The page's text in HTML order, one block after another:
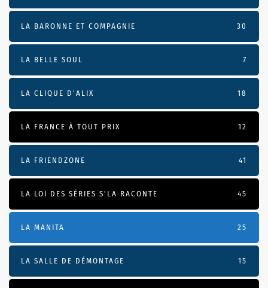
LA BARONNE ET COMPAGNIE 30
LA BELLE SOUL 7
LA CLIQUE D'ALIX 18
LA FRANCE À TOUT PRIX 12
LA FRIENDZONE 41
LA LOI DES SÉRIES S'LA RACONTE 45
LA MANITA 25
LA SALLE DE DÉMONTAGE 15